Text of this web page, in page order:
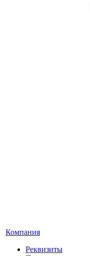
Компания
Реквизиты